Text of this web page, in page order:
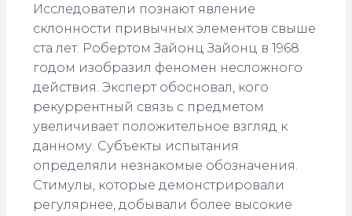
Исследователи познают явление
склонности привычных элементов свыше
ста лет. Робертом Зайонц Зайонц в 1968
годом изобразил феномен несложного
действия. Эксперт обосновал, кого
рекуррентный связь с предметом
увеличивает положительное взгляд к
данному. Субъекты испытания
определяли незнакомые обозначения.
Стимулы, которые демонстрировали
регулярнее, добывали более высокие